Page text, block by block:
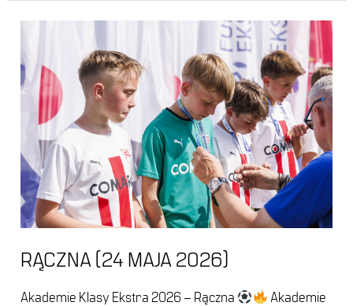
RĄCZNA (24 MAJA 2026)
Akademie Klasy Ekstra 2026 – Rączna
Akademie
maja
2026)